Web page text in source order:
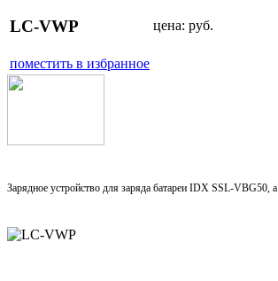
LC-VWP цена: руб.
поместить в избранное
Зарядное устройство для заряда батареи IDX SSL-